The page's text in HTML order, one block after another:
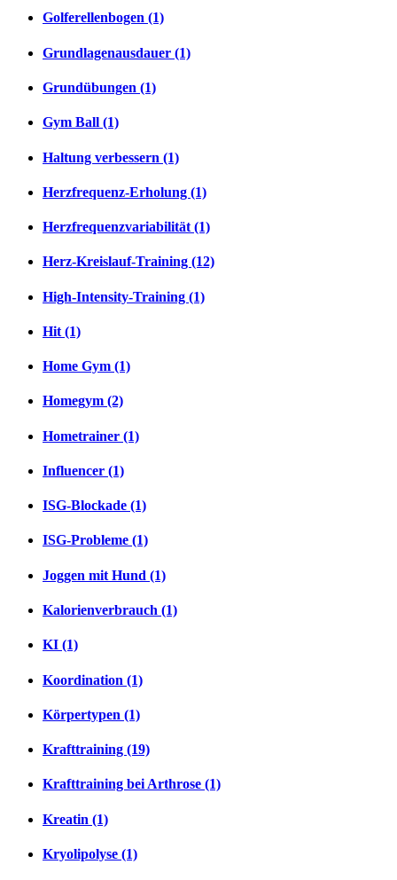
Golferellenbogen (1)
Grundlagenausdauer (1)
Grundübungen (1)
Gym Ball (1)
Haltung verbessern (1)
Herzfrequenz-Erholung (1)
Herzfrequenzvariabilität (1)
Herz-Kreislauf-Training (12)
High-Intensity-Training (1)
Hit (1)
Home Gym (1)
Homegym (2)
Hometrainer (1)
Influencer (1)
ISG-Blockade (1)
ISG-Probleme (1)
Joggen mit Hund (1)
Kalorienverbrauch (1)
KI (1)
Koordination (1)
Körpertypen (1)
Krafttraining (19)
Krafttraining bei Arthrose (1)
Kreatin (1)
Kryolipolyse (1)